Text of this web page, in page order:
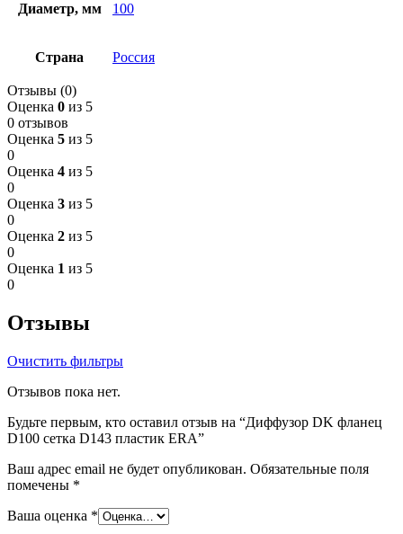
Диаметр, мм 100
Страна Россия
Отзывы (0)
Оценка 0 из 5
0 отзывов
Оценка 5 из 5
0
Оценка 4 из 5
0
Оценка 3 из 5
0
Оценка 2 из 5
0
Оценка 1 из 5
0
Отзывы
Очистить фильтры
Отзывов пока нет.
Будьте первым, кто оставил отзыв на “Диффузор DK фланец
D100 сетка D143 пластик ERA”
Ваш адрес email не будет опубликован. Обязательные поля
помечены *
Ваша оценка *